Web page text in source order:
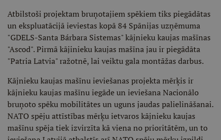
Atbilstoši projektam bruņotajiem spēkiem tiks piegādātas
un ekspluatācijā ieviestas kopā 84 Spānijas uzņēmuma
"GDELS-Santa Bárbara Sistemas" kājnieku kaujas mašīnas
"Ascod". Pirmā kājinieku kaujas mašīna jau ir piegādāta
"Patria Latvia" ražotnē, lai veiktu gala montāžas darbus.
Kājnieku kaujas mašīnu ieviešanas projekta mērķis ir
kājnieku kaujas mašīnu iegāde un ieviešana Nacionālo
bruņoto spēku mobilitātes un uguns jaudas palielināšanai.
NATO spēju attīstības mērķu ietvaros kājnieku kaujas
mašīnu spēja tiek izvirzīta kā viena no prioritātēm, un to